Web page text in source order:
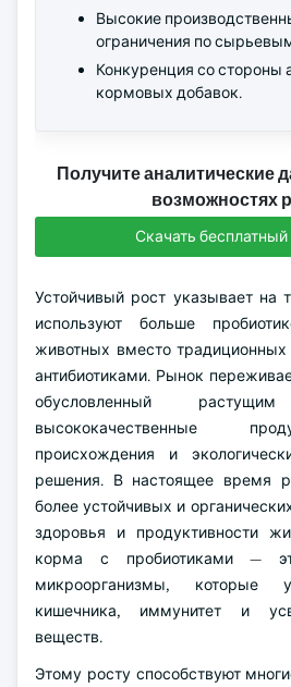
Высокие
ограничения по
Конкуренция со стороны
кормовых добавок.
Получите аналитические
возможностях
Скачать бесплатный
Устойчивый рост указывает на
используют больше
животных вместо
антибиотиками. Рынок
обусловленный
высококачественные
происхождения и
решения. В настоящее время
более устойчивых и
здоровья и продуктивности
корма с пробиотиками —
микроорганизмы, которые
кишечника, иммунитет и
веществ.
Этому росту способствуют